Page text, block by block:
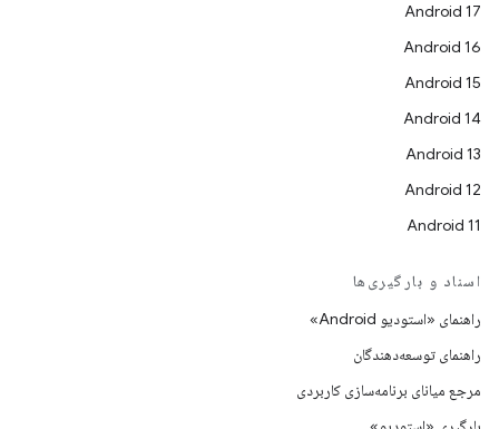
Android 17
Android 16
Android 15
Android 14
Android 13
Android 12
Android 11
اسناد و بارگیری‌ها
راهنمای «استودیو Android»
راهنمای توسعه‌دهندگان
مرجع میانای برنامه‌سازی کاربردی